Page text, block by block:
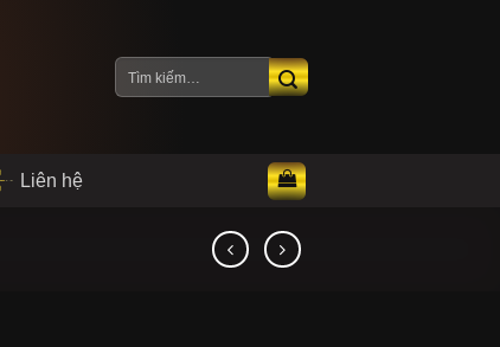
Tìm
kiếm:
Liên hệ